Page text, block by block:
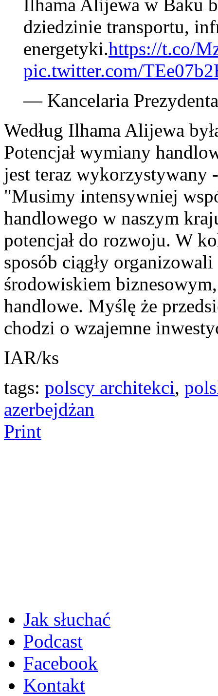
Ilhama Alijewa w Baku
dziedzinie transportu,
energetyki.https://t.co/
pic.twitter.com/
— Kancelaria
Według Ilhama Alijewa
Potencjał wymiany
jest teraz wykorzystywany
"Musimy intensywniej
handlowego w naszym
potencjał do rozwoju. W
sposób ciągły
środowiskiem
handlowe. Myślę że
chodzi o wzajemne
IAR/ks
tags: polscy architekci,
azerbejdżan
Print
Jak słuchać
Podcast
Facebook
Kontakt